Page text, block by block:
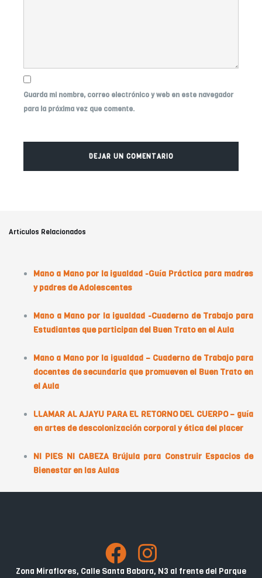
Guarda mi nombre, correo electrónico y web en este navegador
para la próxima vez que comente.
Artículos Relacionados
Mano a Mano por la igualdad -Guía Práctica para madres
y padres de Adolescentes
Mano a Mano por la igualdad -Cuaderno de Trabajo para
Estudiantes que participan del Buen Trato en el Aula
Mano a Mano por la igualdad – Cuaderno de Trabajo para
docentes de secundaria que promueven el Buen Trato en
el Aula
LLAMAR AL AJAYU PARA EL RETORNO DEL CUERPO – guía
en artes de descolonización corporal y ética del placer
NI PIES NI CABEZA Brújula para Construir Espacios de
Bienestar en las Aulas
Zona Miraflores, Calle Santa Babara, N3 al frente del Parque